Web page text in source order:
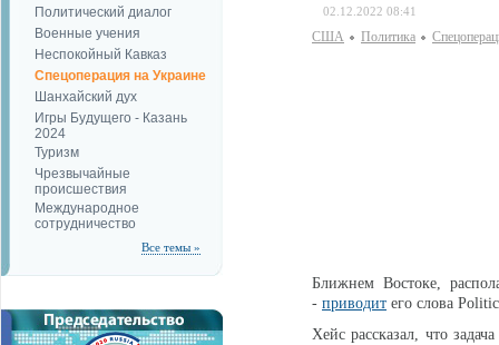
Политический диалог
Военные учения
Неспокойный Кавказ
Спецоперация на Украине
Шанхайский дух
Игры Будущего - Казань
2024
Туризм
Чрезвычайные
происшествия
Международное
сотрудничество
Все темы »
02.12.2022 08:41
США Политика
Ближнем Востоке,
- приводит его слова
Хейс рассказал, что